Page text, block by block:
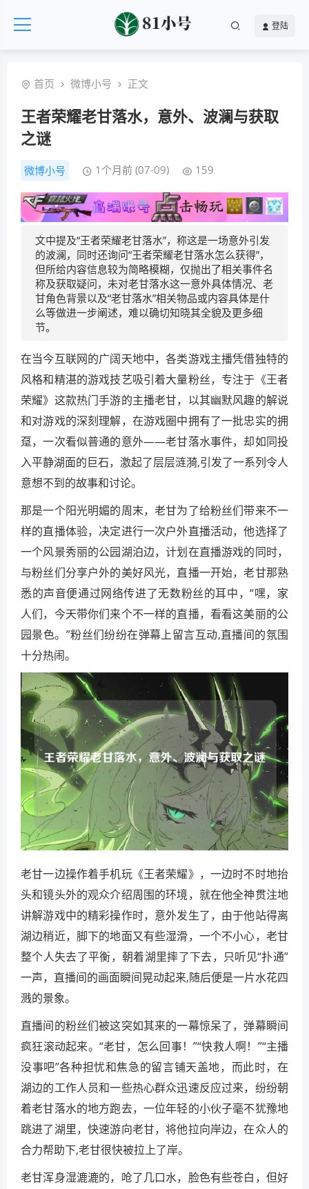
登陆
首页 微博小号 正文
王者荣耀老甘落水，意外、波澜与获取
之谜
微博小号 1个月前 (07-09) 159
文中提及“王者荣耀老甘落水”，称这是一场意外引发
的波澜，同时还询问“王者荣耀老甘落水怎么获得”，
但所给内容信息较为简略模糊，仅抛出了相关事件名
称及获取疑问，未对老甘落水这一意外具体情况、老
甘角色背景以及“老甘落水”相关物品或内容具体是什
么等做进一步阐述，难以确切知晓其全貌及更多细
节。
在当今互联网的广阔天地中，各类游戏主播凭借独特的
风格和精湛的游戏技艺吸引着大量粉丝，专注于《王者
荣耀》这款热门手游的主播老甘，以其幽默风趣的解说
和对游戏的深刻理解，在游戏圈中拥有了一批忠实的拥
趸，一次看似普通的意外——老甘落水事件，却如同投
入平静湖面的巨石，激起了层层涟漪,引发了一系列令人
意想不到的故事和讨论。
那是一个阳光明媚的周末，老甘为了给粉丝们带来不一
样的直播体验，决定进行一次户外直播活动，他选择了
一个风景秀丽的公园湖泊边，计划在直播游戏的同时，
与粉丝们分享户外的美好风光，直播一开始，老甘那熟
悉的声音便通过网络传进了无数粉丝的耳中，“嘿，家
人们，今天带你们来个不一样的直播，看看这美丽的公
园景色。”粉丝们纷纷在弹幕上留言互动,直播间的氛围
十分热闹。
老甘一边操作着手机玩《王者荣耀》，一边时不时地抬
头和镜头外的观众介绍周围的环境，就在他全神贯注地
讲解游戏中的精彩操作时，意外发生了，由于他站得离
湖边稍近，脚下的地面又有些湿滑，一个不小心，老甘
整个人失去了平衡，朝着湖里摔了下去，只听见“扑通”
一声，直播间的画面瞬间晃动起来,随后便是一片水花四
溅的景象。
直播间的粉丝们被这突如其来的一幕惊呆了，弹幕瞬间
疯狂滚动起来。“老甘，怎么回事！”“快救人啊！”“主播
没事吧”各种担忧和焦急的留言铺天盖地，而此时，在
湖边的工作人员和一些热心群众迅速反应过来，纷纷朝
着老甘落水的地方跑去，一位年轻的小伙子毫不犹豫地
跳进了湖里，快速游向老甘，将他拉向岸边，在众人的
合力帮助下,老甘很快被拉上了岸。
老甘浑身湿漉漉的，呛了几口水，脸色有些苍白，但好